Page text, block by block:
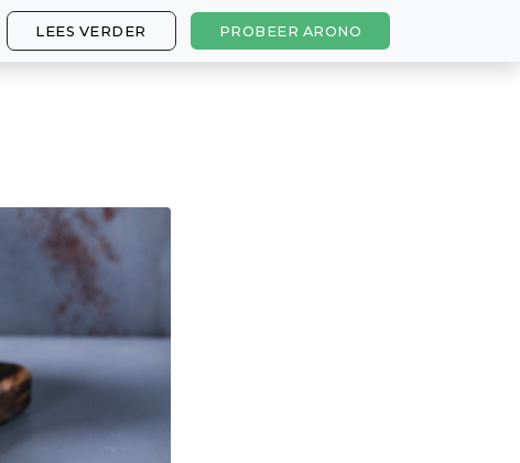
LEES VERDER PROBEER ARONO